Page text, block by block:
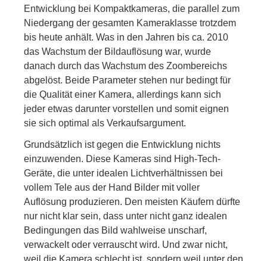
Entwicklung bei Kompaktkameras, die parallel zum
Niedergang der gesamten Kameraklasse trotzdem
bis heute anhält. Was in den Jahren bis ca. 2010
das Wachstum der Bildauflösung war, wurde
danach durch das Wachstum des Zoombereichs
abgelöst. Beide Parameter stehen nur bedingt für
die Qualität einer Kamera, allerdings kann sich
jeder etwas darunter vorstellen und somit eignen
sie sich optimal als Verkaufsargument.
Grundsätzlich ist gegen die Entwicklung nichts
einzuwenden. Diese Kameras sind High-Tech-
Geräte, die unter idealen Lichtverhältnissen bei
vollem Tele aus der Hand Bilder mit voller
Auflösung produzieren. Den meisten Käufern dürfte
nur nicht klar sein, dass unter nicht ganz idealen
Bedingungen das Bild wahlweise unscharf,
verwackelt oder verrauscht wird. Und zwar nicht,
weil die Kamera schlecht ist, sondern weil unter den